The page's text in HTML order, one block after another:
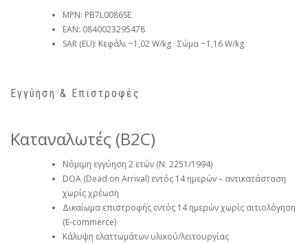
MPN: PB7L0086SE
EAN: 0840023295478
SAR (EU): Κεφάλι ~1,02 W/kg · Σώμα ~1,16 W/kg
Εγγύηση & Επιστροφές
Καταναλωτές (B2C)
Νόμιμη εγγύηση 2 ετών (Ν. 2251/1994)
DOA (Dead on Arrival) εντός 14 ημερών – αντικατάσταση
χωρίς χρέωση
Δικαίωμα επιστροφής εντός 14 ημερών χωρίς αιτιολόγηση
(E-commerce)
Κάλυψη ελαττωμάτων υλικού/λειτουργίας